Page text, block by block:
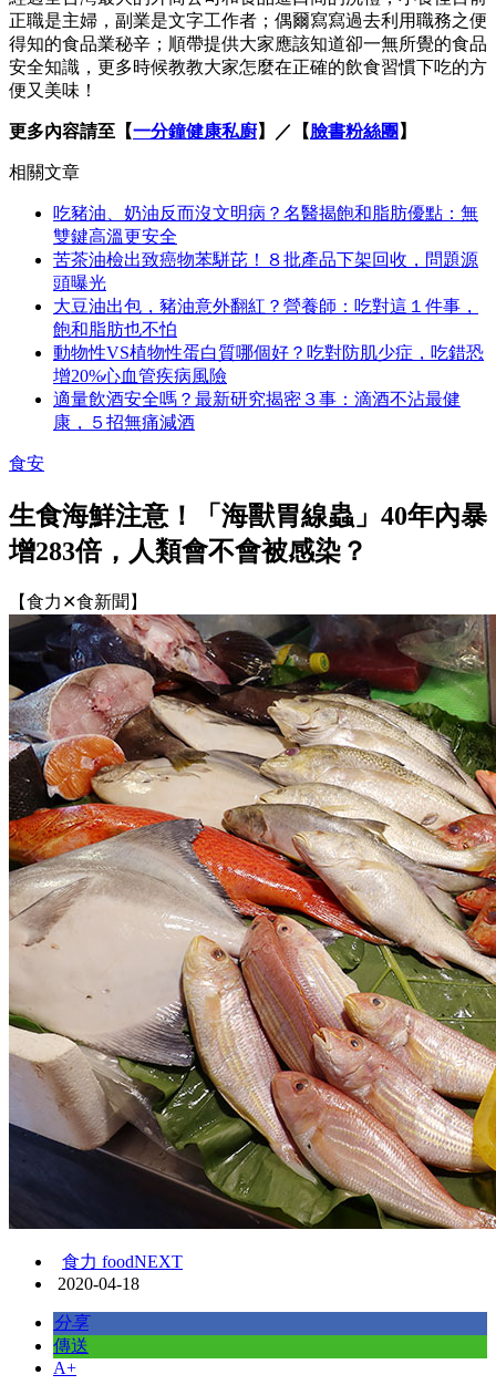
正職是主婦，副業是文字工作者；偶爾寫寫過去利用職務之便
得知的食品業秘辛；順帶提供大家應該知道卻一無所覺的食品
安全知識，更多時候教教大家怎麼在正確的飲食習慣下吃的方
便又美味！
更多內容請至【一分鐘健康私廚】／【臉書粉絲團 】
相關文章
吃豬油、奶油反而沒文明病？名醫揭飽和脂肪優點：無
雙鍵高溫更安全
苦茶油檢出致癌物苯駢芘！８批產品下架回收，問題源
頭曝光
大豆油出包，豬油意外翻紅？營養師：吃對這１件事，
飽和脂肪也不怕
動物性VS植物性蛋白質哪個好？吃對防肌少症，吃錯恐
增20%心血管疾病風險
適量飲酒安全嗎？最新研究揭密３事：滴酒不沾最健
康，５招無痛減酒
食安
生食海鮮注意！「海獸胃線蟲」40年內暴
增283倍，人類會不會被感染？
【食力✕食新聞】
食力 foodNEXT
2020-04-18
分享
傳送
A+